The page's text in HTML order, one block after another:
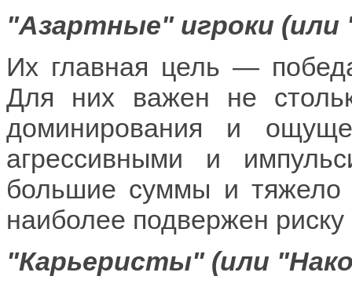
"Азартные" игроки (или
Их главная цель —
Для них важен не
доминирования и
агрессивными и
большие суммы и тяжело
наиболее подвержен
"Карьеристы" (или